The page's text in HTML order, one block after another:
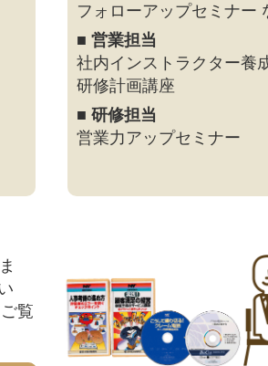
フォローアップセミナー
■ 営業担当
社内インストラクター養
研修計画講座
■ 研修担当
営業力アップセミナー
覧